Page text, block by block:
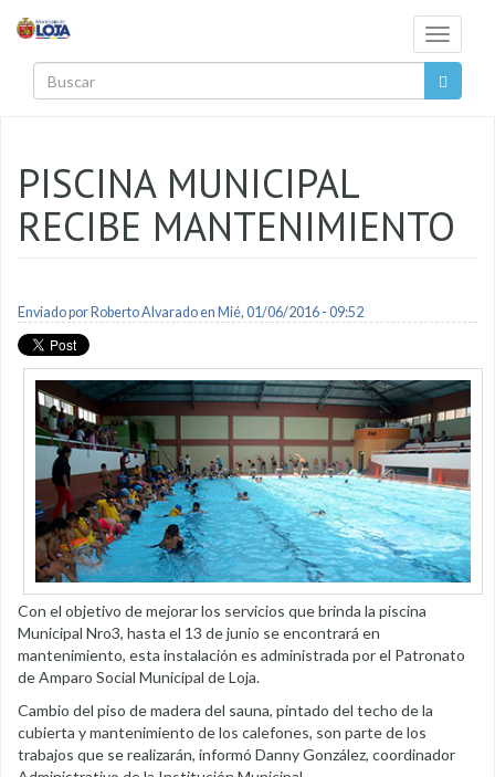
Toggle
PISCINA MUNICIPAL
RECIBE MANTENIMIENTO
Enviado por Roberto Alvaradoen Mié, 01/06/2016 - 09:52
Con el objetivo de mejorar los servicios que brinda la piscina
Municipal Nro3, hasta el 13 de junio se encontrará en
mantenimiento, esta instalación es administrada por el Patronato
de Amparo Social Municipal de Loja.
Cambio del piso de madera del sauna, pintado del techo de la
cubierta y mantenimiento de los calefones, son parte de los
trabajos que se realizarán, informó Danny González, coordinador